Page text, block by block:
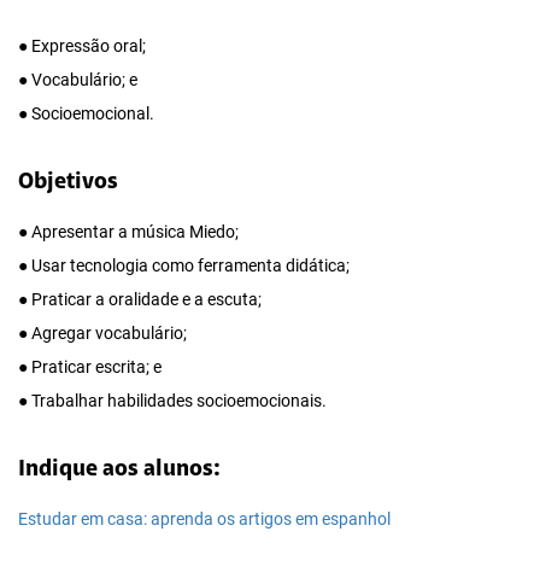
● Expressão oral;
● Vocabulário; e
● Socioemocional.
Objetivos
● Apresentar a música Miedo;
● Usar tecnologia como ferramenta didática;
● Praticar a oralidade e a escuta;
● Agregar vocabulário;
● Praticar escrita; e
● Trabalhar habilidades socioemocionais.
Indique aos alunos:
Estudar em casa: aprenda os artigos em espanhol